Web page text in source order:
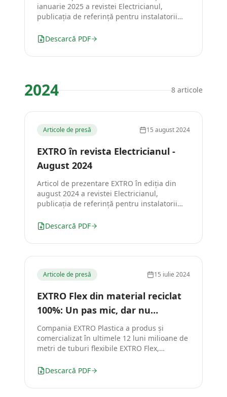
ianuarie 2025 a revistei Electricianul,
publicația de referință pentru instalatorii
Descarcă PDF
2024 8 articole
Articole de presă 15 august 2024
EXTRO în revista Electricianul -
August 2024
Articol de prezentare EXTRO în ediția din
august 2024 a revistei Electricianul,
publicația de referință pentru instalatorii
Descarcă PDF
Articole de presă 15 iulie 2024
EXTRO Flex din material reciclat
100%: Un pas mic, dar nu
neînsemnat
Compania EXTRO Plastica a produs și
comercializat în ultimele 12 luni milioane de
metri de tuburi flexibile EXTRO Flex,
CO₂.Descarcă PDF